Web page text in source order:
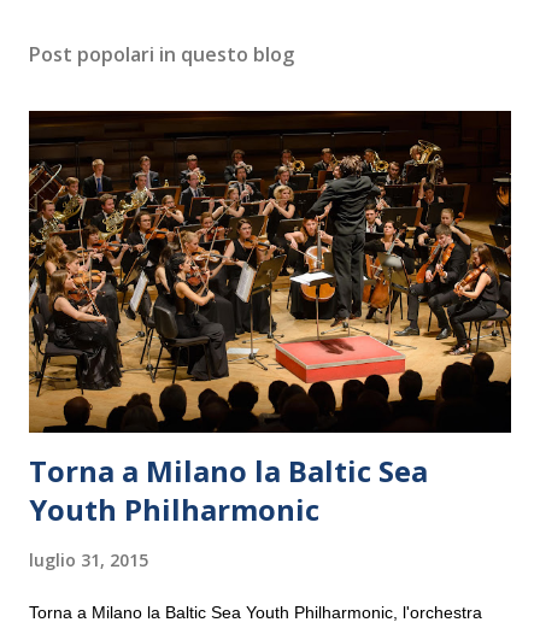
Post popolari in questo blog
Torna a Milano la Baltic Sea
Youth Philharmonic
luglio 31, 2015
Torna a Milano la Baltic Sea Youth Philharmonic, l'orchestra